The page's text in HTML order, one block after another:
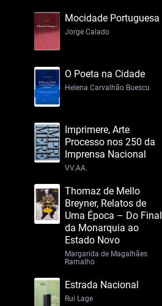
Mocidade Portuguesa
Jorge Calado
O Poeta na Cidade
Helena Carvalhão Buescu
Imprimere, Arte
Processo nos 250 da
Imprensa Nacional
VV.AA.
Thomaz de Mello
Breyner, Relatos de
Uma Época – Do Final
da Monarquia ao
Estado Novo
Margarida de Magalhães
Ramalho
Estrada Nacional
Rui Lage